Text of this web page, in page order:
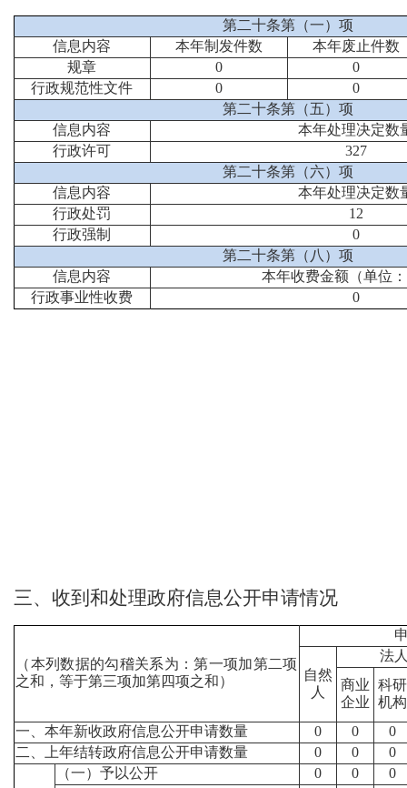
第二十条第（一）项
信息内容
本年制发件数
本年废止件数
规章
0
0
行政规范性文件
0
0
第二十条第（五）项
信息内容
本年处理决定数
行政许可
327
第二十条第（六）项
信息内容
本年处理决定数
行政处罚
12
行政强制
0
第二十条第（八）项
信息内容
本年收费金额（单位
行政事业性收费
0
三、收到和处理政府信息公开申请情况
（本列数据的勾稽关系为：第一项加第二项
之和，等于第三项加第四项之和）
自然
人
法
商业
企业
科研
机构
一、本年新收政府信息公开申请数量
0 0
0
二、上年结转政府信息公开申请数量
0 0
0
（一）予以公开
0 0 0